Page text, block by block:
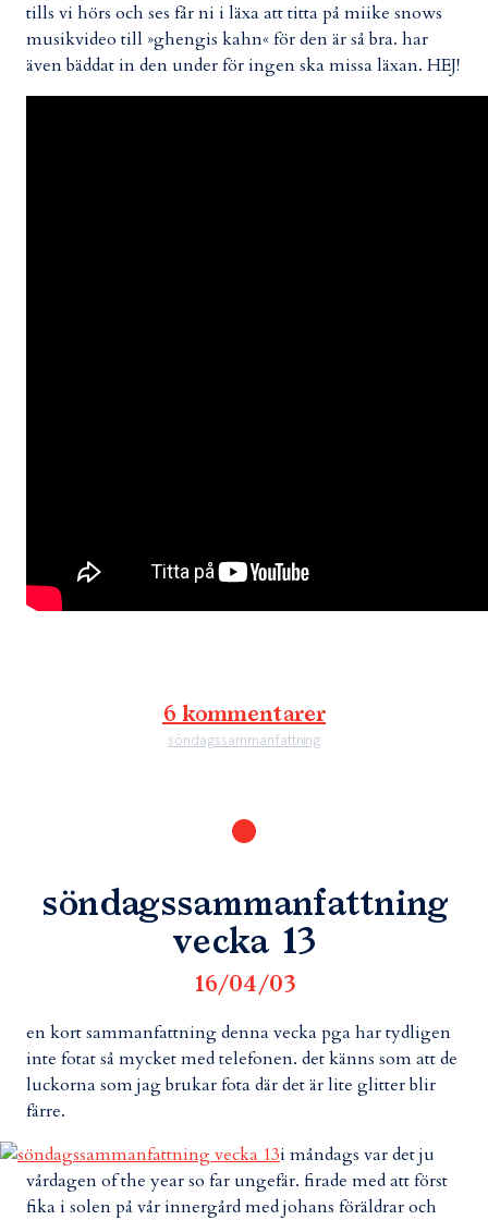
tills vi hörs och ses får ni i läxa att titta på miike snows
musikvideo till »ghengis kahn« för den är så bra. har
även bäddat in den under för ingen ska missa läxan. HEJ!
6 kommentarer
söndagssammanfattning
söndagssammanfattning
vecka 13
16/04/03
en kort sammanfattning denna vecka pga har tydligen
inte fotat så mycket med telefonen. det känns som att de
luckorna som jag brukar fota där det är lite glitter blir
färre.
i måndags var det ju
vårdagen of the year so far ungefär. firade med att först
fika i solen på vår innergård med johans föräldrar och